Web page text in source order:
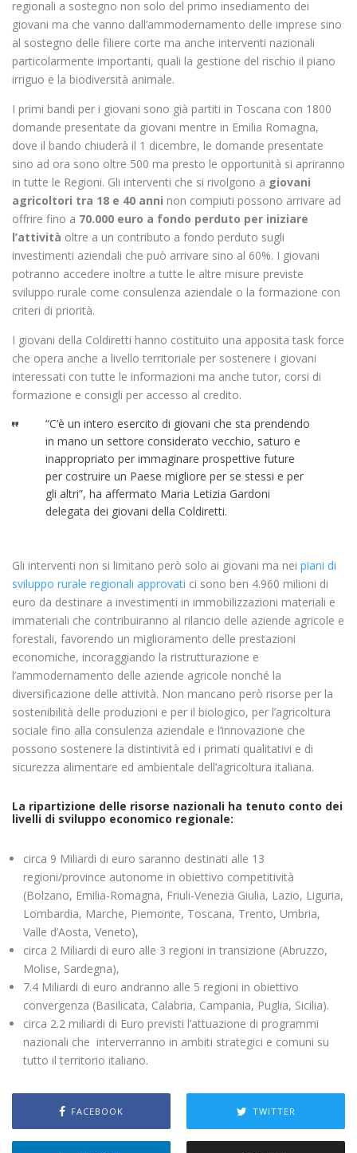
regionali a sostegno non solo del primo insediamento dei
giovani ma che vanno dall’ammodernamento delle imprese sino
al sostegno delle filiere corte ma anche interventi nazionali
particolarmente importanti, quali la gestione del rischio il piano
irriguo e la biodiversità animale.
I primi bandi per i giovani sono già partiti in Toscana con 1800
domande presentate da giovani mentre in Emilia Romagna,
dove il bando chiuderà il 1 dicembre, le domande presentate
sino ad ora sono oltre 500 ma presto le opportunità si apriranno
in tutte le Regioni. Gli interventi che si rivolgono a giovani
agricoltori tra 18 e 40 anni non compiuti possono arrivare ad
offrire fino a 70.000 euro a fondo perduto per iniziare
l’attività oltre a un contributo a fondo perduto sugli
investimenti aziendali che può arrivare sino al 60%. I giovani
potranno accedere inoltre a tutte le altre misure previste
sviluppo rurale come consulenza aziendale o la formazione con
criteri di priorità.
I giovani della Coldiretti hanno costituito una apposita task force
che opera anche a livello territoriale per sostenere i giovani
interessati con tutte le informazioni ma anche tutor, corsi di
formazione e consigli per accesso al credito.
“C’è un intero esercito di giovani che sta prendendo
in mano un settore considerato vecchio, saturo e
inappropriato per immaginare prospettive future
per costruire un Paese migliore per se stessi e per
gli altri”, ha affermato Maria Letizia Gardoni
delegata dei giovani della Coldiretti.
Gli interventi non si limitano però solo ai giovani ma nei piani di
sviluppo rurale regionali approvati ci sono ben 4.960 milioni di
euro da destinare a investimenti in immobilizzazioni materiali e
immateriali che contribuiranno al rilancio delle aziende agricole e
forestali, favorendo un miglioramento delle prestazioni
economiche, incoraggiando la ristrutturazione e
l’ammodernamento delle aziende agricole nonché la
diversificazione delle attività. Non mancano però risorse per la
sostenibilità delle produzioni e per il biologico, per l’agricoltura
sociale fino alla consulenza aziendale e l’innovazione che
possono sostenere la distintività ed i primati qualitativi e di
sicurezza alimentare ed ambientale dell’agricoltura italiana.
La ripartizione delle risorse nazionali ha tenuto conto dei
livelli di sviluppo economico regionale:
circa 9 Miliardi di euro saranno destinati alle 13
regioni/province autonome in obiettivo competitività
(Bolzano, Emilia-Romagna, Friuli-Venezia Giulia, Lazio, Liguria,
Lombardia, Marche, Piemonte, Toscana, Trento, Umbria,
Valle d’Aosta, Veneto),
circa 2 Miliardi di euro alle 3 regioni in transizione (Abruzzo,
Molise, Sardegna),
7.4 Miliardi di euro andranno alle 5 regioni in obiettivo
convergenza (Basilicata, Calabria, Campania, Puglia, Sicilia).
circa 2.2 miliardi di Euro previsti l’attuazione di programmi
nazionali che interverranno in ambiti strategici e comuni su
tutto il territorio italiano.
FACEBOOK TWITTER